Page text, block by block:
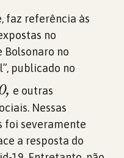
faz referência às
no
Bolsonaro no
publicado no
e outras
Nessas
foi severamente
a resposta do